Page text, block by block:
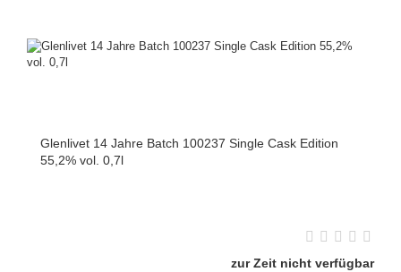
Glenlivet 14 Jahre Batch 100237 Single Cask Edition
55,2% vol. 0,7l
zur Zeit nicht verfügbar